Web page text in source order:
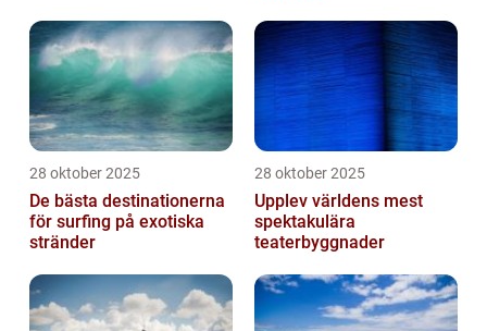
28 oktober 2025
De bästa destinationerna
för surfing på exotiska
stränder
28 oktober 2025
Upplev världens mest
spektakulära
teaterbyggnader